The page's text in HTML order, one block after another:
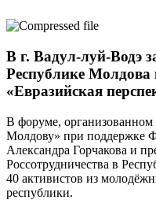
В г. Вадул-луй-Водэ
Республике
«Евразийская
В форуме,
Молдову» при поддержке
Александра Горчакова и
Россотрудничества в
40 активистов из
республики.